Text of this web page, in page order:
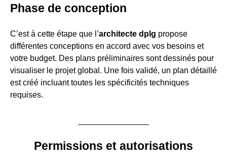
Phase de conception
C’est à cette étape que l’architecte dplg propose
différentes conceptions en accord avec vos besoins et
votre budget. Des plans préliminaires sont dessinés pour
visualiser le projet global. Une fois validé, un plan détaillé
est créé incluant toutes les spécificités techniques
requises.
Permissions et autorisations